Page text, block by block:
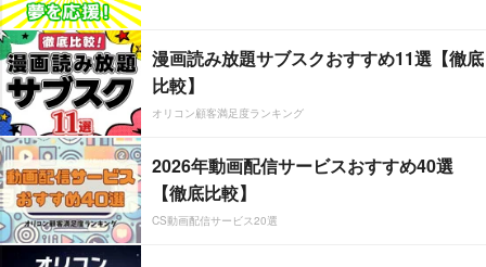
漫画読み放題サブスクおすすめ11選【徹底
比較】
オリコン顧客満足度ランキング
2026年動画配信サービスおすすめ40選
【徹底比較】
CS動画配信サービス20選